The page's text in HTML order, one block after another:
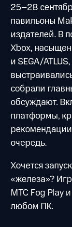
25–28
павильоны
издателей. В
Xbox,
и SEGA/
собрали
обсуждают.
платформы,
очередь.
Хочется
«железа»?
МТС Fog Play
любом ПК.